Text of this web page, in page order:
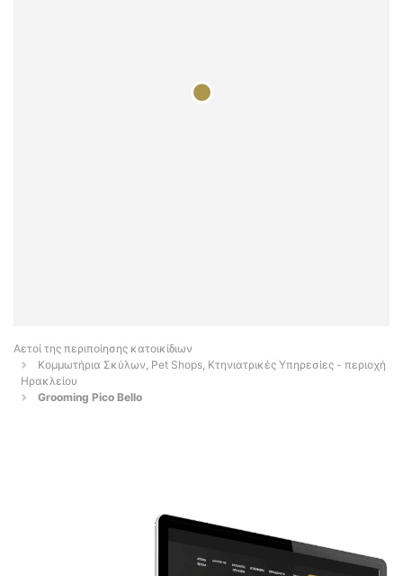
Αετοί της περιποίησης κατοικίδιων
Κομμωτήρια Σκύλων, Pet Shops, Κτηνιατρικές Υπηρεσίες - περιοχή
Ηρακλείου
Grooming Pico Bello